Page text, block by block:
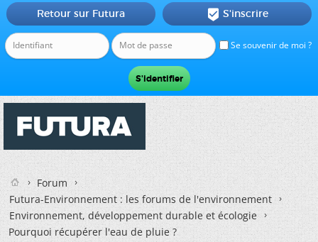
Se souvenir de moi ?
Retour sur Futura  S'inscrire
Forum
Futura-Environnement : les forums de l'environnement
Environnement, développement durable et écologie
Pourquoi récupérer l'eau de pluie ?